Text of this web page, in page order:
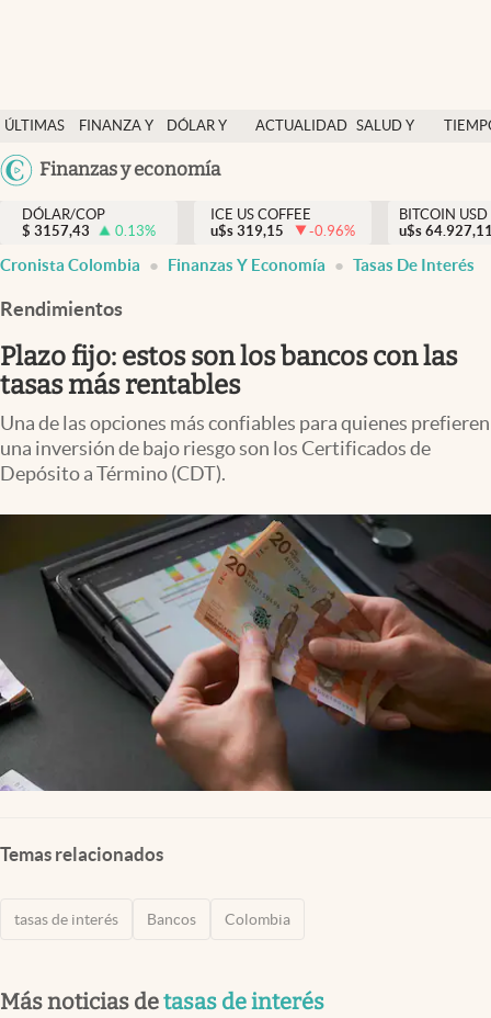
ÚLTIMAS
NOTICIAS
FINANZA Y
DÓLAR Y
ACTUALIDAD SALUD Y
México
USA
Finanzas y economía
Salud y nutrición
Vida espiritual
Actualidad
Colombia
DÓLAR/COP
$ 3157,43 0.13%
ICE US COFFEE
u$s 319,15 -0.96%
BITCOIN USD
u$s
Cronista Colombia Finanzas Y Economía Tasas De Interés
Rendimientos
Plazo fijo: estos son los bancos con las
tasas más rentables
Una de las opciones más confiables para quienes prefieren
una inversión de bajo riesgo son los Certificados de
Depósito a Término (CDT).
Temas relacionados
tasas de interés Bancos Colombia
Más noticias detasas de interés